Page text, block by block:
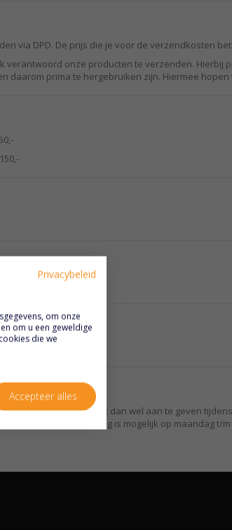
via DPD. De prijs die je voor de verzendkosten
verantwoord onze producten te verzenden.
daarom prima te hergebruiken zijn. Hiermee
in Deurne. Je dient dit dan wel aan te geven
van jouw bestelling is mogelijk op maandag t/
Privacybeleid
om onze
om u een geweldige
die we
Accepteer alles